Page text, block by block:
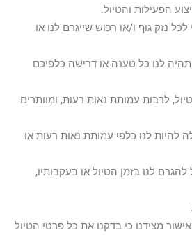
הפעילות והטיול.
נזק גוף ו/או רכוש שייגרם לנו או
לנו כל טענה או דרישה כלפיכם
לרבות עמותת נאות רעות, ומוותרים
להיות לנו כלפי עמותת נאות רעות או
להגרם לנו בזמן הטיול או בעקבותיו,
מצידנו כי בדקנו את כל פרטי הטיול